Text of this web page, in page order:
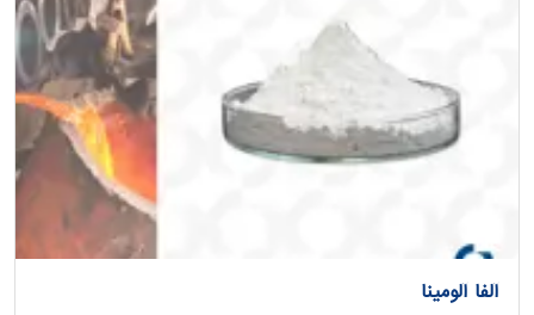
آلفا آلومینا